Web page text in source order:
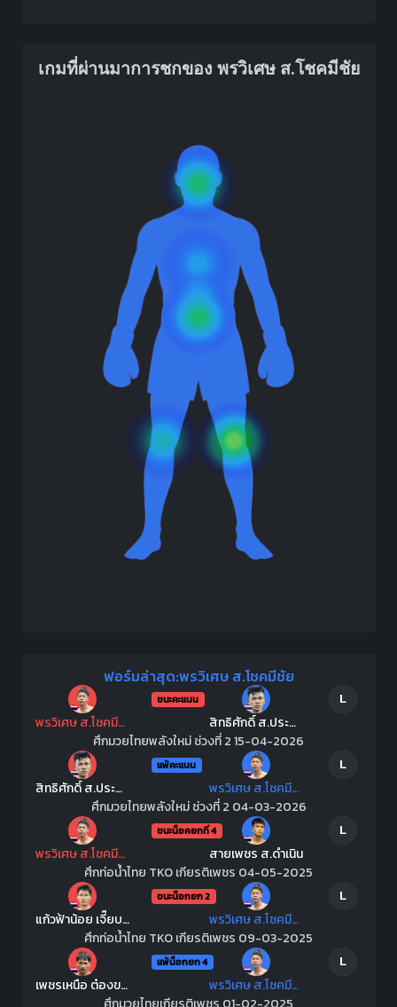
เกมที่ผ่านมาการชกของ พรวิเศษ ส.โชคมีชัย
ฟอร์มล่าสุด:พรวิเศษ ส.โชคมีชัย
ชนะคะแนน
L
พรวิเศษ ส.โชคมีชัย
สิทธิศักดิ์ ส.ประสพโชค
ศึกมวยไทยพลังใหม่ ช่วงที่ 2 15-04-2026
แพ้คะแนน
L
สิทธิศักดิ์ ส.ประสพโชค
พรวิเศษ ส.โชคมีชัย
ศึกมวยไทยพลังใหม่ ช่วงที่ 2 04-03-2026
ชนะน็อคยกที่ 4
L
พรวิเศษ ส.โชคมีชัย
สายเพชร ส.ดำเนิน
ศึกท่อน้ำไทย TKO เกียรติเพชร 04-05-2025
ชนะน็อกยก 2
L
แก้วฟ้าน้อย เจี๊ยบรามอินทรา
พรวิเศษ ส.โชคมีชัย
ศึกท่อน้ำไทย TKO เกียรติเพชร 09-03-2025
แพ้น็อกยก 4
L
เพชรเหนือ ต๋องขาวเชียงใหม่
พรวิเศษ ส.โชคมีชัย